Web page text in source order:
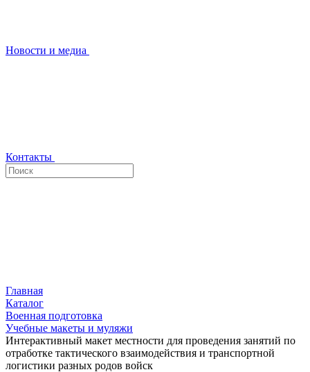
Новости и медиа
Контакты
Главная
Каталог
Военная подготовка
Учебные макеты и муляжи
Интерактивный макет местности для проведения занятий по
отработке тактического взаимодействия и транспортной
логистики разных родов войск